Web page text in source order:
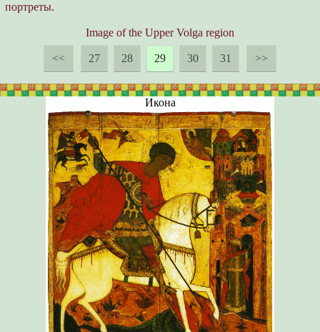
портреты.
Image of the Upper Volga region
<< 27 28 29 30 31 >>
Икона